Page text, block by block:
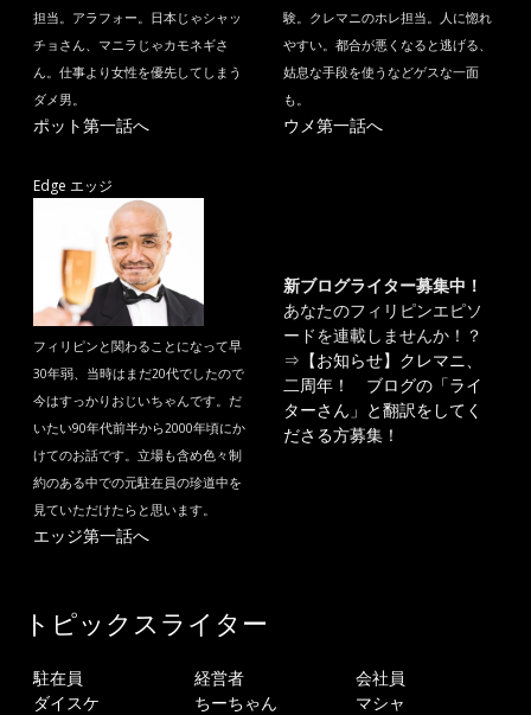
担当。アラフォー。日本じゃシャッ
チョさん、マニラじゃカモネギさ
ん。仕事より女性を優先してしまう
ダメ男。
ポット第一話へ
験。クレマニのホレ担当。人に惚れ
やすい。都合が悪くなると逃げる、
姑息な手段を使うなどゲスな一面
も。
ウメ第一話へ
Edge エッジ
フィリピンと関わることになって早
30年弱、当時はまだ20代でしたので
今はすっかりおじいちゃんです。だ
いたい90年代前半から2000年頃にか
けてのお話です。立場も含め色々制
約のある中での元駐在員の珍道中を
見ていただけたらと思います。
エッジ第一話へ
新ブログライター募集中！
あなたのフィリピンエピソ
ードを連載しませんか！？
⇒ 【お知らせ】クレマニ、
二周年！ ブログの「ライ
ターさん」と翻訳をしてく
ださる方募集！
トピックスライター
駐在員
ダイスケ
経営者
ちーちゃん
会社員
マシャ